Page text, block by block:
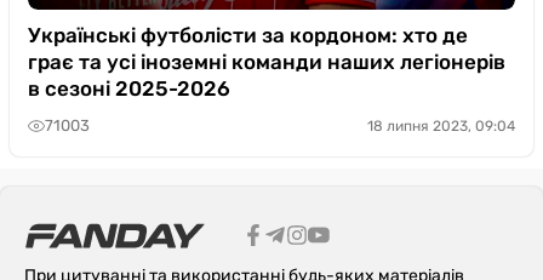
Українські футболісти за кордоном: хто де
грає та усі іноземні команди наших легіонерів
в сезоні 2025-2026
71003 18 липня 2023, 09:04
При цитуванні та використанні будь-яких матеріалів